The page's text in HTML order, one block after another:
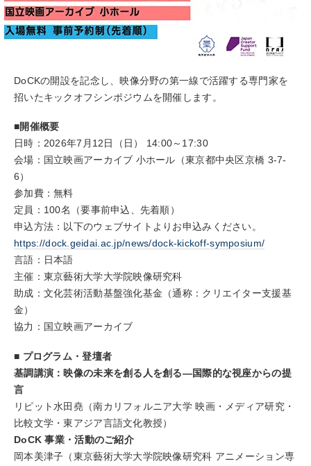
DoCKの開設を記念し、映像分野の第一線で活躍する専門家を
招いたキックオフシンポジウムを開催します。
■開催概要
日時：2026年7月12日（日） 14:00～17:30
会場：国立映画アーカイブ 小ホール（東京都中央区京橋 3-7-
6）
参加費：無料
定員：100名（要事前申込、先着順）
申込方法：以下のウェブサイトよりお申込みください。
https://dock.geidai.ac.jp/news/dock-kickoff-symposium/
言語：日本語
主催：東京藝術大学大学院映像研究科
助成：文化芸術活動基盤強化基金（通称： クリエイター支援基
金）
協力：国立映画アーカイブ
■ プログラム・登壇者
基調講演：映像の未来を創る人を創る―国際的な視座からの提
言
リピット水田堯（南カリフォルニア大学 映画・メディア研究・
比較文学・東アジア言語文化教授）
DoCK 事業・活動のご紹介
岡本美津子（東京藝術大学大学院映像研究科 アニメーション専